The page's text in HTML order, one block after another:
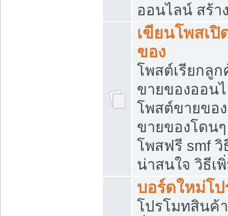
ออนไลน์ สร้า
เขียนโพสเปิ
ของ
โพสต์เรียกลู
ขายของออน
โพสต์ขายขอ
ขายของโดน
โพสฟรี smf
น่าสนใจ วิธีเ
บอร์ดใหม่โ
โปรโมทสินค้